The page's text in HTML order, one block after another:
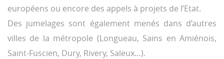
européens ou encore des appels à projets de l’Etat.
Des jumelages sont également menés dans d’autres
villes de la métropole (Longueau, Sains en Amiénois,
Saint-Fuscien, Dury, Rivery, Saleux…).